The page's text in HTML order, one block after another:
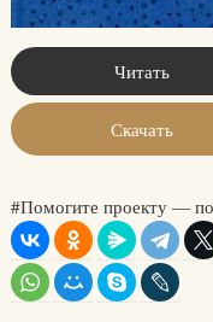
Читать
Скачать
#Помогите проекту —